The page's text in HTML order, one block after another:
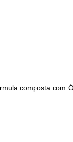
composta com